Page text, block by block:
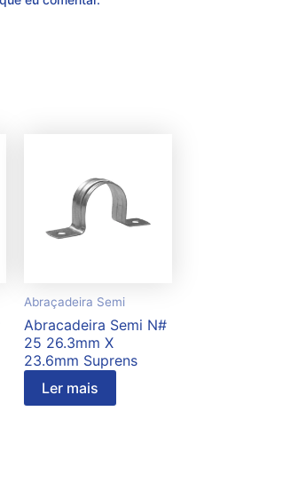
Abraçadeira Semi
Abracadeira Semi N#
25 26.3mm X
23.6mm Suprens
Ler mais